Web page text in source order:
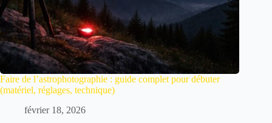
Faire de l’astrophotographie : guide complet pour débuter
(matériel, réglages, technique)
février 18, 2026